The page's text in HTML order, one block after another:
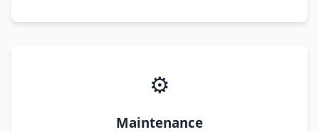
⚙️
Maintenance